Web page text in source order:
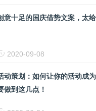
意十足的国庆借势文案，太给
2020-09-08
动策划：如何让你的活动成
做到这几点！